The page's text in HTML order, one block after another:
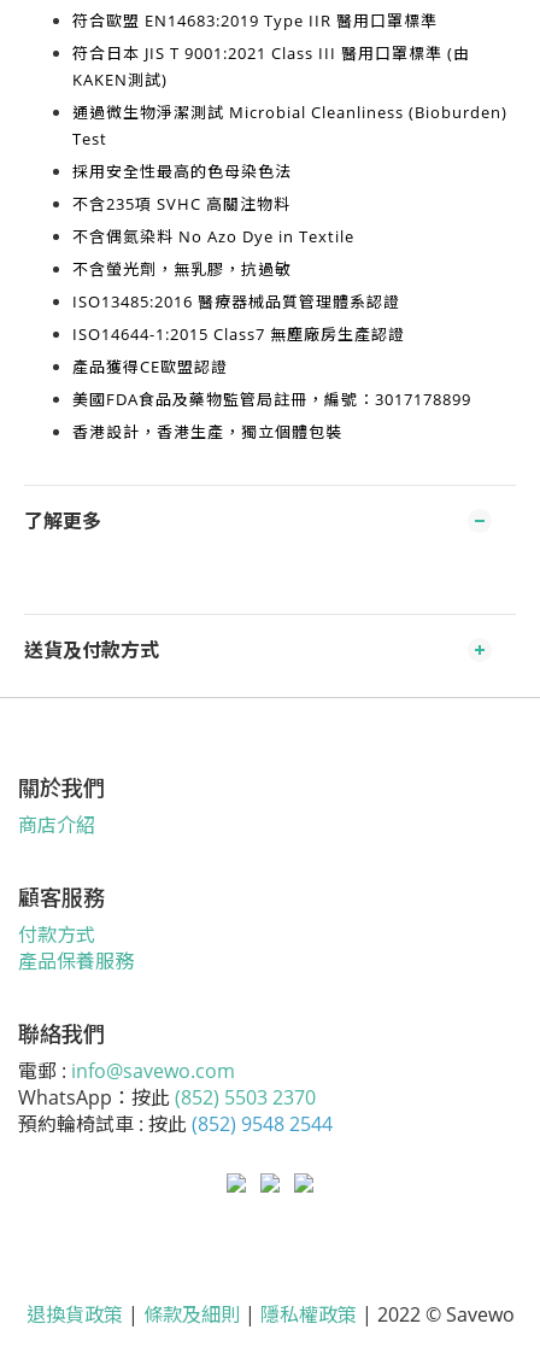
符合歐盟 EN14683:2019 Type IIR 醫用口罩標準
符合日本 JIS T 9001:2021 Class III 醫用口罩標準 (由
KAKEN測試)
通過微生物淨潔測試 Microbial Cleanliness (Bioburden)
Test
採用安全性最高的色母染色法
不含235項 SVHC 高關注物料
不含偶氮染料 No Azo Dye in Textile
不含螢光劑，無乳膠，抗過敏
ISO13485:2016 醫療器械品質管理體系認證
ISO14644-1:2015 Class7 無塵廠房生產認證
產品獲得CE歐盟認證
美國FDA食品及藥物監管局註冊，編號：3017178899
香港設計，香港生產 ，獨立個體包裝
了解更多
送貨及付款方式
關於我們
商店介紹
顧客服務
付款方式
產品保養服務
聯絡我們
電郵 : info@savewo.com
WhatsApp：按此 (852) 5503 2370
預約輪椅試車 : 按此 (852) 9548 2544
退換貨政策 | 條款及細則 | 隱私權政策 | 2022 © Savewo